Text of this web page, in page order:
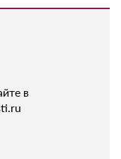
в